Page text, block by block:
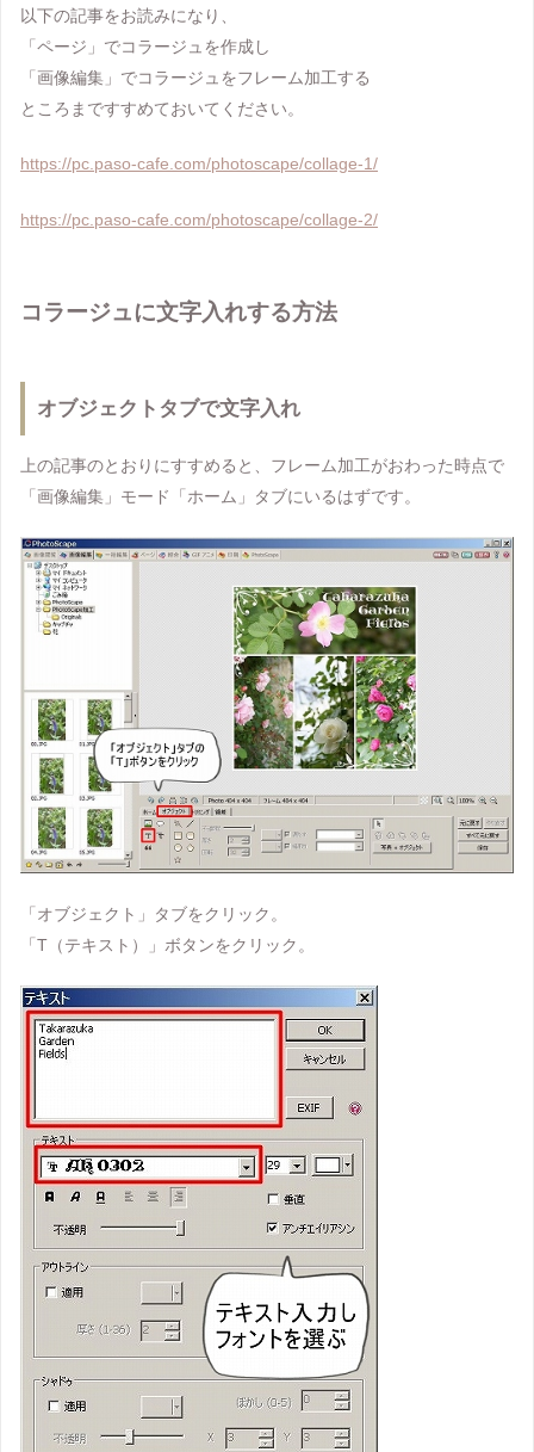
以下の記事をお読みになり、
「ページ」でコラージュを作成し
「画像編集」でコラージュをフレーム加工する
ところまですすめておいてください。
https://pc.paso-cafe.com/photoscape/collage-1/
https://pc.paso-cafe.com/photoscape/collage-2/
コラージュに文字入れする方法
オブジェクトタブで文字入れ
上の記事のとおりにすすめると、フレーム加工がおわった時点で
「画像編集」モード「ホーム」タブにいるはずです。
「オブジェクト」タブをクリック。
「T（テキスト）」ボタンをクリック。